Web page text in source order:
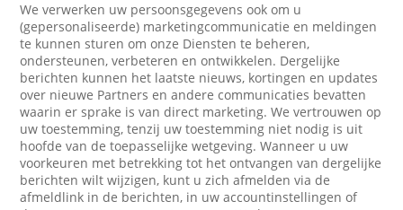
We verwerken uw persoonsgegevens ook om u
(gepersonaliseerde) marketingcommunicatie en meldingen
te kunnen sturen om onze Diensten te beheren,
ondersteunen, verbeteren en ontwikkelen. Dergelijke
berichten kunnen het laatste nieuws, kortingen en updates
over nieuwe Partners en andere communicaties bevatten
waarin er sprake is van direct marketing. We vertrouwen op
uw toestemming, tenzij uw toestemming niet nodig is uit
hoofde van de toepasselijke wetgeving. Wanneer u uw
voorkeuren met betrekking tot het ontvangen van dergelijke
berichten wilt wijzigen, kunt u zich afmelden via de
afmeldlink in de berichten, in uw accountinstellingen of